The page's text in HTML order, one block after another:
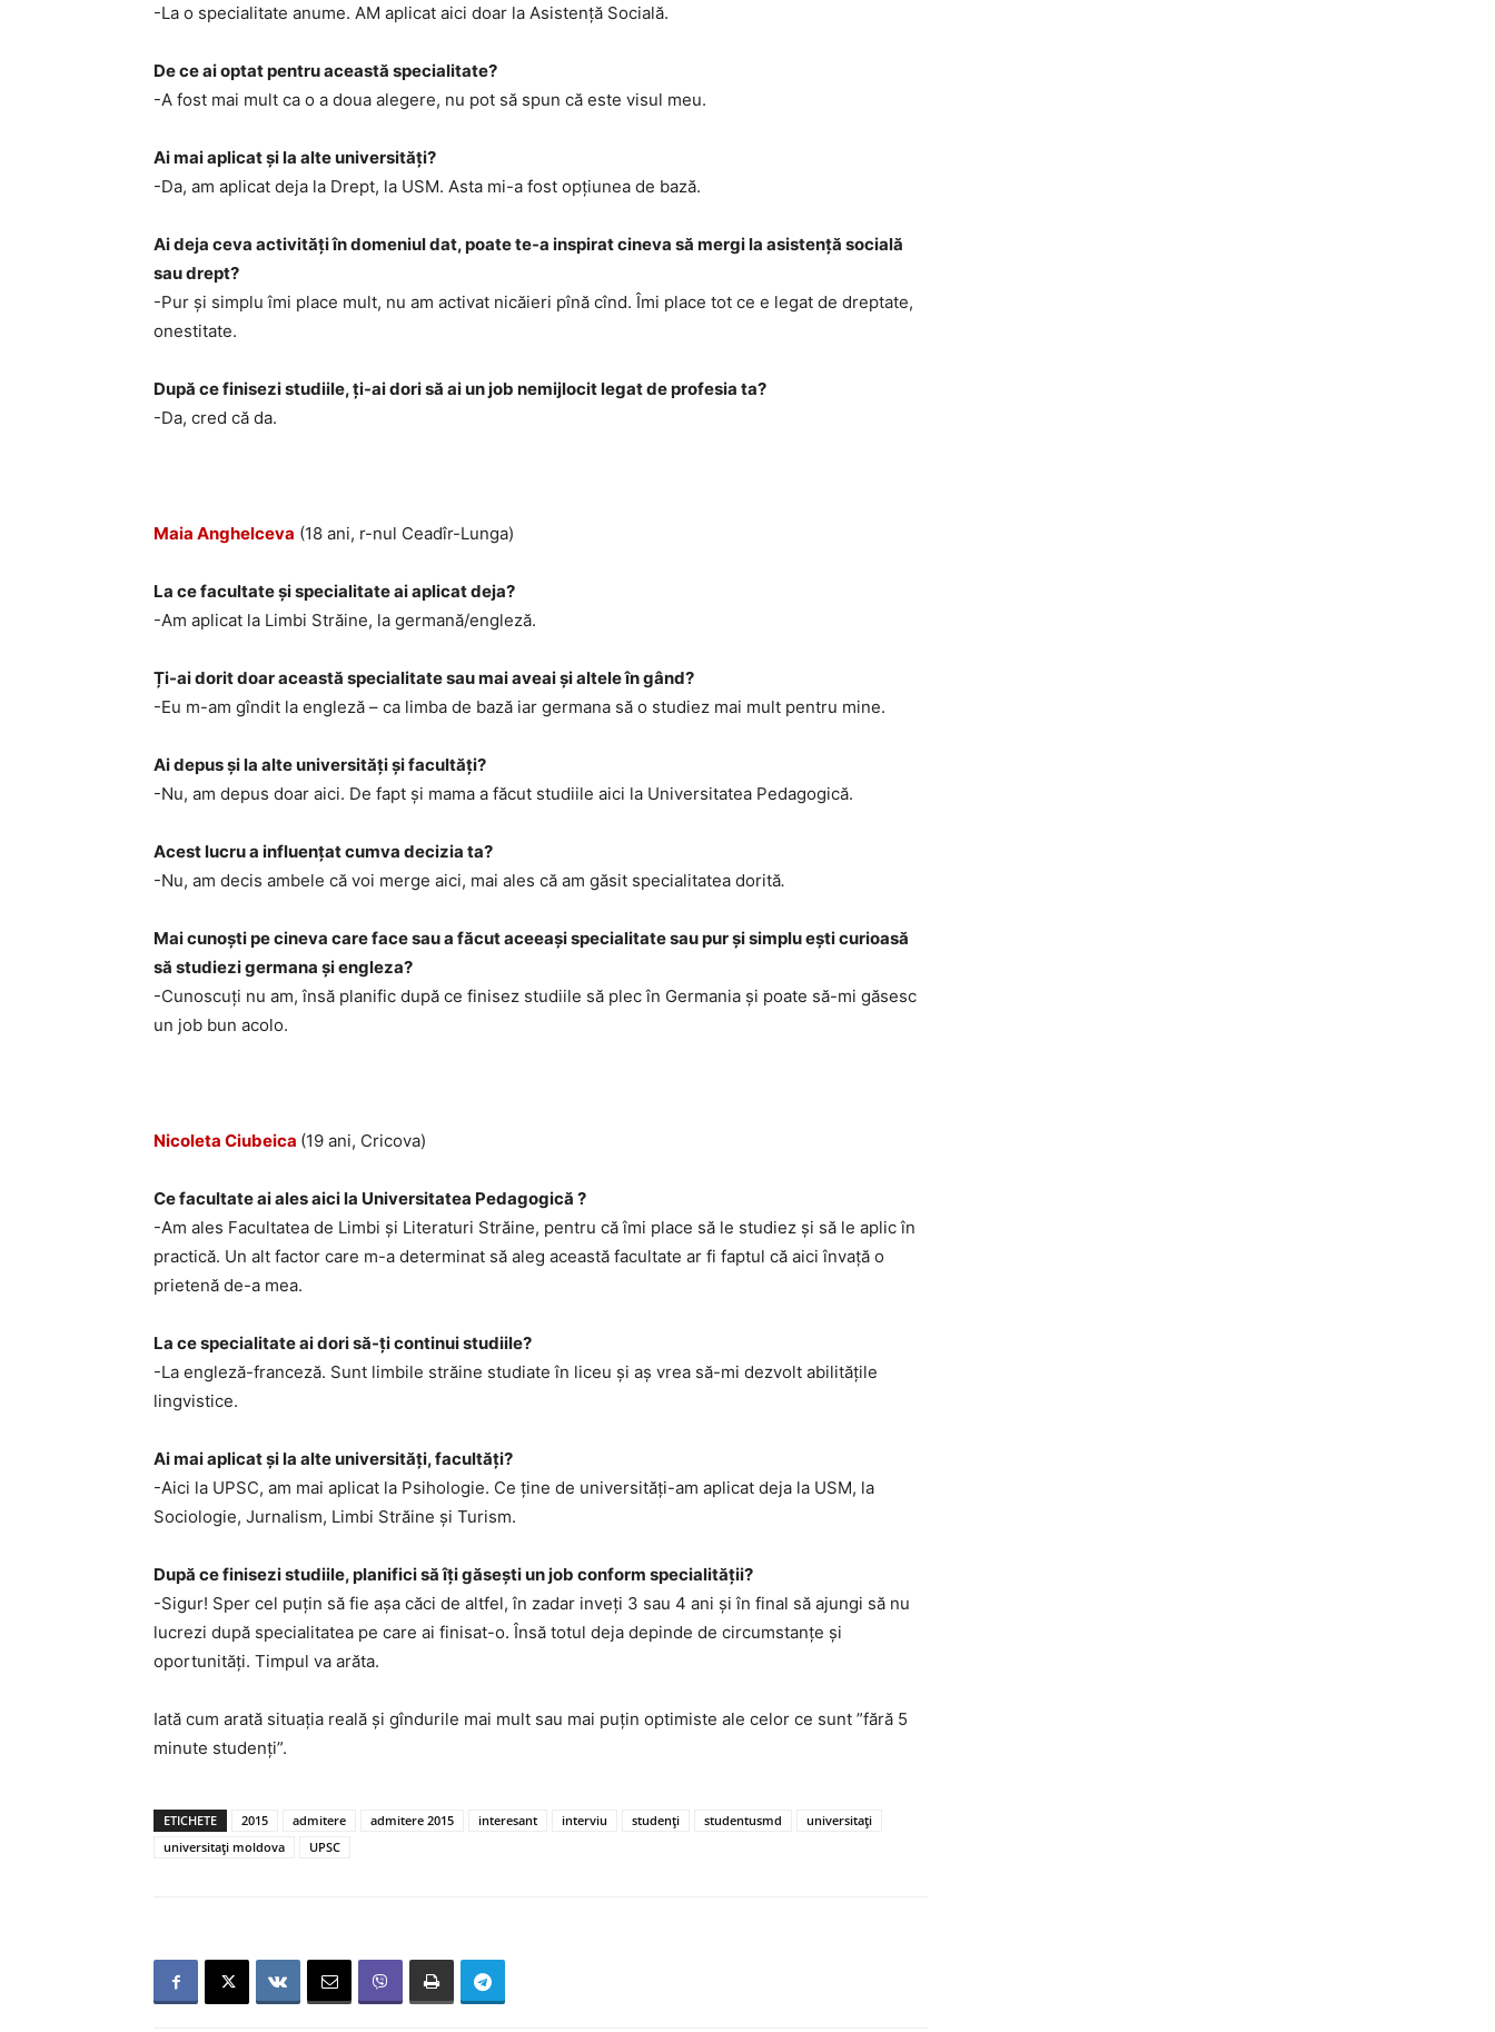
-La o specialitate anume. AM aplicat aici doar la Asistență Socială.
De ce ai optat pentru această specialitate?
-A fost mai mult ca o a doua alegere, nu pot să spun că este visul meu.
Ai mai aplicat și la alte universități?
-Da, am aplicat deja la Drept, la USM. Asta mi-a fost opțiunea de bază.
Ai deja ceva activități în domeniul dat, poate te-a inspirat cineva să mergi la asistență socială
sau drept?
-Pur și simplu îmi place mult, nu am activat nicăieri pînă cînd. Îmi place tot ce e legat de dreptate,
onestitate.
După ce finisezi studiile, ți-ai dori să ai un job nemijlocit legat de profesia ta?
-Da, cred că da.
Maia Anghelceva (18 ani, r-nul Ceadîr-Lunga)
La ce facultate și specialitate ai aplicat deja?
-Am aplicat la Limbi Străine, la germană/engleză.
Ți-ai dorit doar această specialitate sau mai aveai și altele în gând?
-Eu m-am gîndit la engleză – ca limba de bază iar germana să o studiez mai mult pentru mine.
Ai depus și la alte universități și facultăți?
-Nu, am depus doar aici. De fapt și mama a făcut studiile aici la Universitatea Pedagogică.
Acest lucru a influențat cumva decizia ta?
-Nu, am decis ambele că voi merge aici, mai ales că am găsit specialitatea dorită.
Mai cunoști pe cineva care face sau a făcut aceeași specialitate sau pur și simplu ești curioasă
să studiezi germana și engleza?
-Cunoscuți nu am, însă planific după ce finisez studiile să plec în Germania și poate să-mi găsesc
un job bun acolo.
Nicoleta Ciubeica (19 ani, Cricova)
Ce facultate ai ales aici la Universitatea Pedagogică ?
-Am ales Facultatea de Limbi și Literaturi Străine, pentru că îmi place să le studiez și să le aplic în
practică. Un alt factor care m-a determinat să aleg această facultate ar fi faptul că aici învață o
prietenă de-a mea.
La ce specialitate ai dori să-ți continui studiile?
-La engleză-franceză. Sunt limbile străine studiate în liceu și aș vrea să-mi dezvolt abilitățile
lingvistice.
Ai mai aplicat și la alte universități, facultăți?
-Aici la UPSC, am mai aplicat la Psihologie. Ce ține de universități-am aplicat deja la USM, la
Sociologie, Jurnalism, Limbi Străine și Turism.
După ce finisezi studiile, planifici să îți găsești un job conform specialității?
-Sigur! Sper cel puțin să fie așa căci de altfel, în zadar inveți 3 sau 4 ani și în final să ajungi să nu
lucrezi după specialitatea pe care ai finisat-o. Însă totul deja depinde de circumstanțe și
oportunități. Timpul va arăta.
Iată cum arată situația reală și gîndurile mai mult sau mai puțin optimiste ale celor ce sunt ”fără 5
minute studenți”.
ETICHETE 2015 admitere admitere 2015 interesant interviu studenți studentusmd
universitați
universitați moldova
UPSC